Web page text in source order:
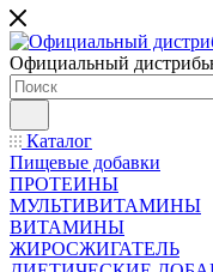
Официальный
Каталог
Пищевые добавки
ПРОТЕИНЫ
МУЛЬТИВИТАМИНЫ
ВИТАМИНЫ
ЖИРОСЖИГАТЕЛЬ